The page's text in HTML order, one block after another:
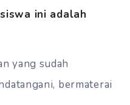
ini adalah
yang sudah
bermaterai